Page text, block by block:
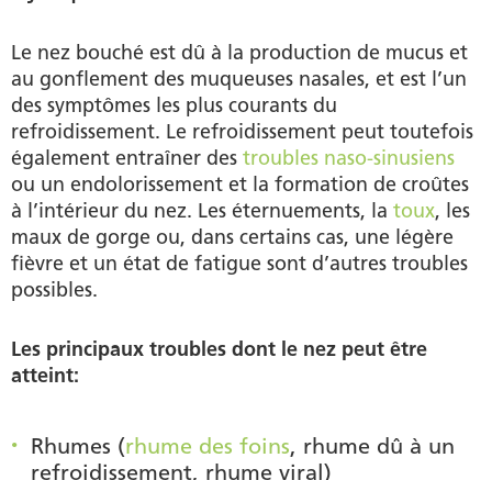
Le nez bouché est dû à la production de mucus et
au gonflement des muqueuses nasales, et est l’un
des symptômes les plus courants du
refroidissement. Le refroidissement peut toutefois
également entraîner des troubles naso-sinusiens
ou un endolorissement et la formation de croûtes
à l’intérieur du nez. Les éternuements, la toux, les
maux de gorge ou, dans certains cas, une légère
fièvre et un état de fatigue sont d’autres troubles
possibles.
Les principaux troubles dont le nez peut être
atteint:
Rhumes (rhume des foins, rhume dû à un
refroidissement, rhume viral)